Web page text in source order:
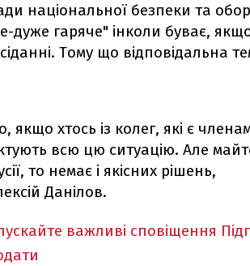
національної безпеки та
дуже гаряче" інколи буває,
Тому що відповідальна
якщо хтось із колег, які є
всю цю ситуацію. Але
то немає і якісних рішень,
Данілов.
важливі сповіщення